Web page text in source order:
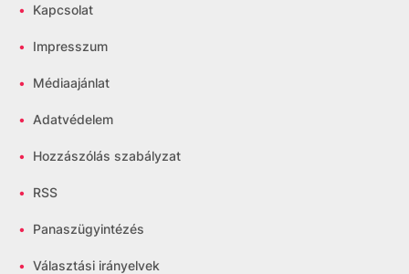
• Kapcsolat
• Impresszum
• Médiaajánlat
• Adatvédelem
• Hozzászólás szabályzat
• RSS
• Panaszügyintézés
• Választási irányelvek